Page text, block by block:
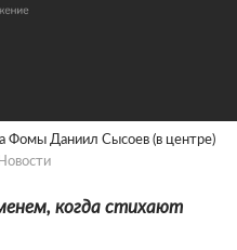
Фомы Даниил Сысоев (в центре)
когда стихают